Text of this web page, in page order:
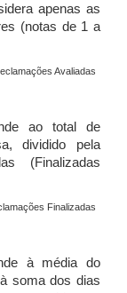
apenas as
(notas de 1 a
Avaliadas
ao total de
dividido pela
(Finalizadas
Finalizadas
à média do
soma dos dias